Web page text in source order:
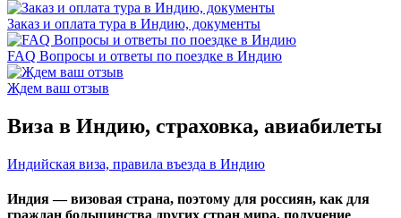
Заказ и оплата тура в Индию, документы
FAQ Вопросы и ответы по поездке в Индию
Ждем ваш отзыв
Виза в Индию, страховка, авиабилеты
Индийская виза, правила въезда в Индию
Индия— визовая страна, поэтому для россиян, как для
граждан большинства других стран мира, получение